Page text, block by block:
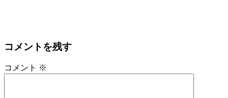
コメントを残す
コメント ※